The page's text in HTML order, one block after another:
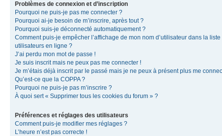
Problèmes de connexion et d’inscription
Pourquoi ne puis-je pas me connecter ?
Pourquoi ai-je besoin de m’inscrire, après tout ?
Pourquoi suis-je déconnecté automatiquement ?
Comment puis-je empêcher l’affichage de mon nom d’utilisateur dans la liste
utilisateurs en ligne ?
J’ai perdu mon mot de passe !
Je suis inscrit mais ne peux pas me connecter !
Je m’étais déjà inscrit par le passé mais je ne peux à présent plus me
Qu’est-ce que la COPPA ?
Pourquoi ne puis-je pas m’inscrire ?
À quoi sert « Supprimer tous les cookies du forum » ?
Préférences et réglages des utilisateurs
Comment puis-je modifier mes réglages ?
L’heure n’est pas correcte !